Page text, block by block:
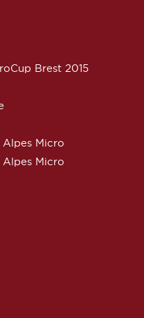
Brest 2015
Alpes Micro
Alpes Micro